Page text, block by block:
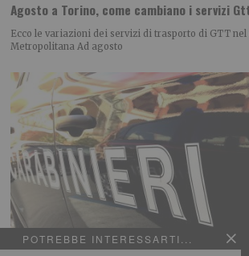
POTREBBE INTERESSARTI...
Agosto a Torino, come cambiano i servizi
Ecco le variazioni dei servizi di trasporto di GTT nel
Metropolitana Ad agosto